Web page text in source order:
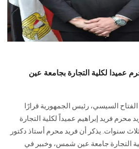
عميدا لكلية التجارة بجامعة عين
السيسي، رئيس الجمهورية قرارًا
محرم فريد إبراهيم عميداً لكلية التجارة
سنوات. يذكر أن فريد محرم أستاذ دكتور
التجارة جامعة عين شمس، وخبير في